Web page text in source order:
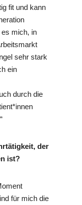
fit und kann
mich, in
sehr stark
ein
durch die
der
ist?
für mich die